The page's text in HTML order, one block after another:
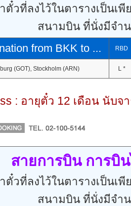
ตั๋วที่ลงไว้ในตารางเป็นเ
สนามบิน ที่นั่งมีจำ
from BKK to ...
RBD
(GOT), Stockholm (ARN) L *
: อายุตั๋ว 12 เดือน นับ
สายการบิน การบิ
ตั๋วที่ลงไว้ในตารางเป็นเ
สนามบิน ที่นั่งมีจำ